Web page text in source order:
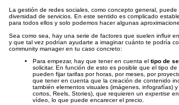
La gestión de redes sociales, como concepto general,
diversidad de servicios. En este sentido es complicado
para todos ellos y solo podemos hacer algunas
Sea como sea, hay una serie de factores que suelen influir
y que tal vez podrían ayudarte a imaginar cuánto te podría
community manager en tu caso concreto:
Para empezar, hay que tener en cuenta el tipo de
solicitar. En función de esto es posible que el tipo de
pueden fijar tarifas por horas, por meses, por
que tener en cuenta que la creación de contenido
también elementos visuales (imágenes, infografías)
cortos, Reels, Stories), que requieren un expertise
vídeo, lo que puede encarecer el precio.